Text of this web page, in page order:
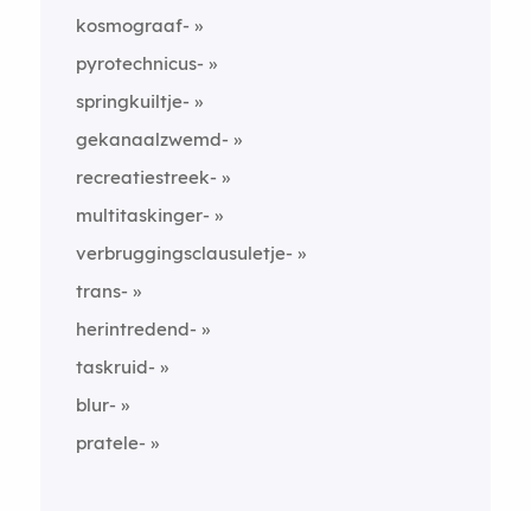
kosmograaf-
pyrotechnicus-
springkuiltje-
gekanaalzwemd-
recreatiestreek-
multitaskinger-
verbruggingsclausuletje-
trans-
herintredend-
taskruid-
blur-
pratele-